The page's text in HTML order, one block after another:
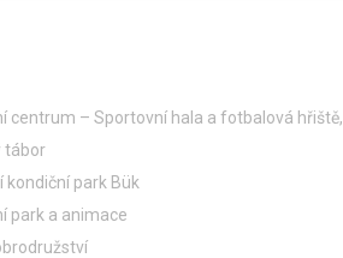
centrum – Sportovní hala a fotbalová hřiště,
tábor
kondiční park Bük
park a animace